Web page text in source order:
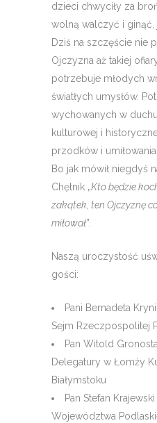
dzieci chwyciły za
wolną walczyć i ginąć,
Dziś na szczęście nie
Ojczyzna aż takiej
potrzebuje młodych
światłych umysłów.
wychowanych w
kulturowej i
przodków i
Bo jak mówił niegdyś
Chętnik „Kto będzie
zakątek, ten Ojczyznę
miłował”.
Naszą uroczystość
gości:
Pani Bernadeta
Sejm Rzeczpospolitej
Pan Witold
Delegatury w Łomży
Białymstoku
Pan Stefan
Województwa